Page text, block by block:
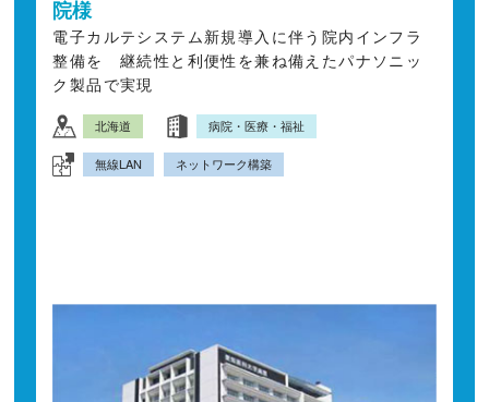
院様
電子カルテシステム新規導入に伴う院内インフラ
整備を 継続性と利便性を兼ね備えたパナソニッ
ク製品で実現
北海道 病院・医療・福祉
無線LAN ネットワーク構築